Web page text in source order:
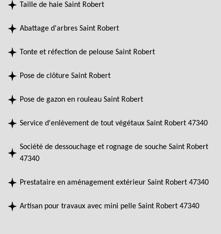
Taille de haie Saint Robert
Abattage d'arbres Saint Robert
Tonte et réfection de pelouse Saint Robert
Pose de clôture Saint Robert
Pose de gazon en rouleau Saint Robert
Service d'enlèvement de tout végétaux Saint Robert 47340
Société de dessouchage et rognage de souche Saint Robert
47340
Prestataire en aménagement extérieur Saint Robert 47340
Artisan pour travaux avec mini pelle Saint Robert 47340